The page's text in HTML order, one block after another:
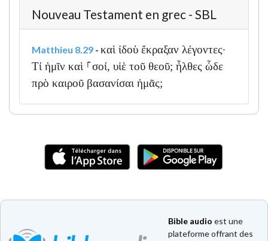
Nouveau Testament en grec - SBL
Matthieu 8.29 - καὶ ἰδοὺ ἔκραξαν λέγοντες·
Τί ἡμῖν καὶ ⸀σοί, υἱὲ τοῦ θεοῦ; ἦλθες ὧδε
πρὸ καιροῦ βασανίσαι ἡμᾶς;
Bible audio est une
plateforme offrant des